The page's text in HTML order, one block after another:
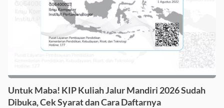
Untuk Maba! KIP Kuliah Jalur Mandiri 2026 Sudah
Dibuka, Cek Syarat dan Cara Daftarnya